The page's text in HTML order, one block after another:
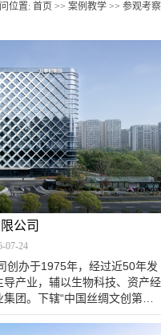
位置: 首页 >> 案例教学 >> 参观考察
公司
07-24
产业，辅以生物科技、资产经
团。下辖“中国丝绸文创第一